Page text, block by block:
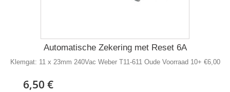
Automatische Zekering met Reset 6A
Klemgat: 11 x 23mm 240Vac Weber T11-611 Oude Voorraad 10+ €6,00
6,50 €